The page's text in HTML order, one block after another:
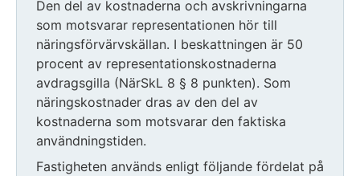
Den del av kostnaderna och avskrivningarna
som motsvarar representationen hör till
näringsförvärvskällan. I beskattningen är 50
procent av representationskostnaderna
avdragsgilla (NärSkL 8 § 8 punkten). Som
näringskostnader dras av den del av
kostnaderna som motsvarar den faktiska
användningstiden.
Fastigheten används enligt följande fördelat på